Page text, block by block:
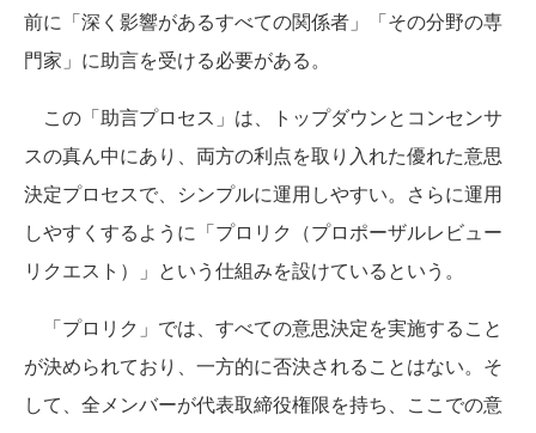
前に「深く影響があるすべての関係者」「その分野の専
門家」に助言を受ける必要がある。
この「助言プロセス」は、トップダウンとコンセンサ
スの真ん中にあり、両方の利点を取り入れた優れた意思
決定プロセスで、シンプルに運用しやすい。さらに運用
しやすくするように「プロリク（プロポーザルレビュー
リクエスト）」という仕組みを設けているという。
「プロリク」では、すべての意思決定を実施すること
が決められており、一方的に否決されることはない。そ
して、全メンバーが代表取締役権限を持ち、ここでの意